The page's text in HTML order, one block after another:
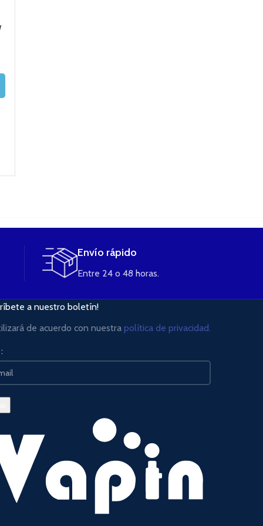
Envío rápido
Entre 24 o 48 horas.
a nuestro boletín!
de acuerdo con nuestra política de privacidad.